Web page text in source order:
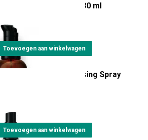
Natural Beard Booster 30 ml
Toevoegen aan winkelwagen
Beviro Sea Salt Texturising Spray
Toevoegen aan winkelwagen